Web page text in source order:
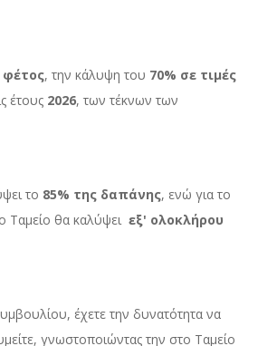
φέτος, την κάλυψη του 70% σε τιμές
έτους 2026, των τέκνων των
το 85% της δαπάνης, ενώ για το
Ταμείο θα καλύψει εξ' ολοκλήρου
έχετε την δυνατότητα να
γνωστοποιώντας την στο Ταμείο